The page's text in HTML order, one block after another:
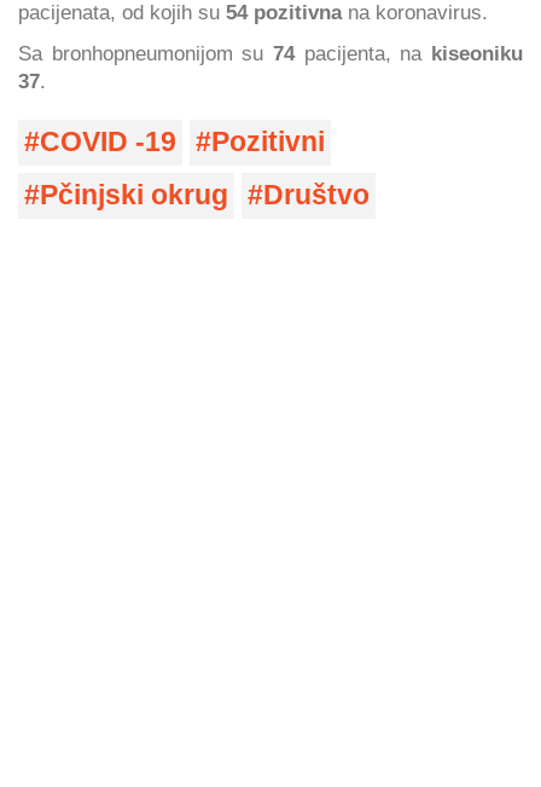
pacijenata, od kojih su 54 pozitivnana koronavirus.
Sa bronhopneumonijom su 74pacijenta, na kiseoniku
37.
COVID -19
Pozitivni
Pčinjski okrug
Društvo